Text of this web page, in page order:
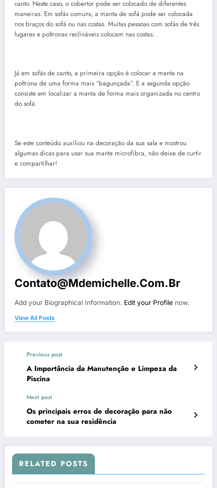
canto. Neste caso, o cobertor pode ser colocado de diferentes
maneiras. Em sofás comuns, a manta de sofá pode ser colocada
nos braços do sofá ou nas costas. Muitas pessoas com sofás de três
lugares e poltronas reclináveis ​​colocam nas costas.
Já em sofás de canto, a primeira opção é colocar a manta na
poltrona de uma forma mais “bagunçada”. E a segunda opção
consiste em localizar a manta de forma mais organizada no centro
do sofá.
Se este conteúdo auxiliou na decoração da sua sala e mostrou
algumas dicas para usar sua manta microfibra, não deixe de curtir
e compartilhar!
Contato@mdemichelle.com.br
Add your Biographical Information. Edit your Profile now.
View All Posts
Previous post
A Importância da Manutenção e Limpeza da
Piscina
Next post
Os principais erros de decoração para não
cometer na sua residência
RELATED POSTS